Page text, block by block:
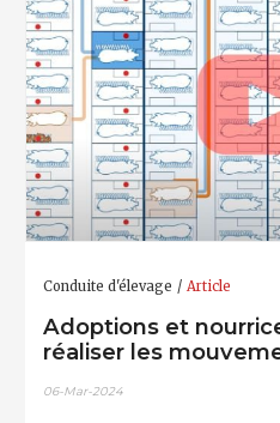
Conduite d'élevage Article
Adoptions et
réaliser les
06-Mar-2024